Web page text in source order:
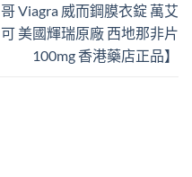
哥 Viagra 威而鋼膜衣錠 萬艾
可 美國輝瑞原廠 西地那非片
100mg 香港藥店正品】